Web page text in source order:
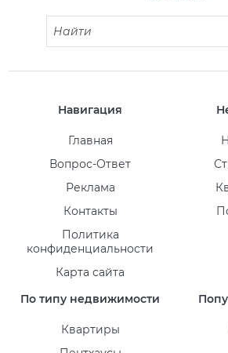
Навигация
Главная
Вопрос-Ответ
Реклама
Контакты
Политика
конфиденциальности
Карта сайта
По типу недвижимости
Квартиры